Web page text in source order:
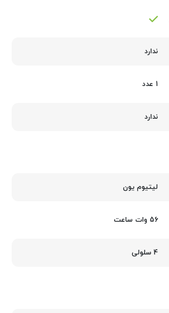
ندارد
1 عدد
ندارد
لیتیوم یون
56 وات ساعت
4 سلولی